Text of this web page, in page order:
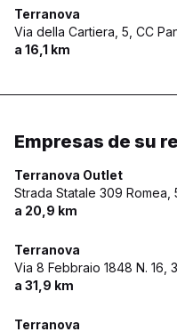
Terranova
Via della Cartiera, 5, CC
a 16,1 km
Empresas de su
Terranova Outlet
Strada Statale 309 Romea,
a 20,9 km
Terranova
Via 8 Febbraio 1848 N. 16,
a 31,9 km
Terranova